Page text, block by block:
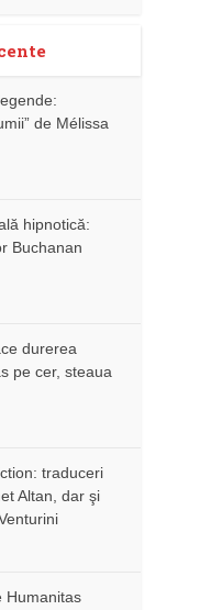
de Mélissa
hipnotică:
Buchanan
durerea
pe cer, steaua
traduceri
Altan, dar şi
Humanitas